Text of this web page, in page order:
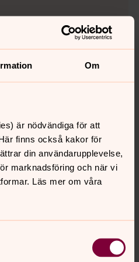
Om
är nödvändiga för att
finns också kakor för
din användarupplevelse,
marknadsföring och när vi
Läs mer om våra